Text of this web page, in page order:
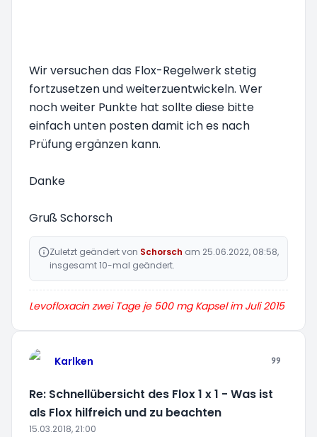
Wir versuchen das Flox-Regelwerk stetig
fortzusetzen und weiterzuentwickeln. Wer
noch weiter Punkte hat sollte diese bitte
einfach unten posten damit ich es nach
Prüfung ergänzen kann.
Danke
Gruß Schorsch
Zuletzt geändert von Schorsch am 25.06.2022, 08:58,
insgesamt 10-mal geändert.
Levofloxacin zwei Tage je 500 mg Kapsel im Juli 2015
Karlken
Re: Schnellübersicht des Flox 1 x 1 - Was ist
als Flox hilfreich und zu beachten
15.03.2018, 21:00